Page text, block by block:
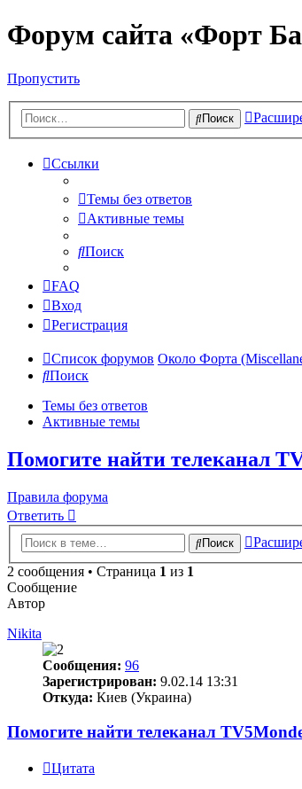
Форум сайта «Форт
Пропустить
Поиск
Ссылки
Темы без ответов
Активные темы
Поиск
FAQ
Вход
Регистрация
Список форумов Около Форта
Поиск
Темы без ответов
Активные темы
Помогите найти телеканал
Правила форума
Ответить
Поиск
2 сообщения • Страница 1 из 1
Сообщение
Автор
Nikita
Сообщения: 96
Зарегистрирован: 9.02.14 13:31
Откуда: Киев (Украина)
Помогите найти телеканал
Цитата